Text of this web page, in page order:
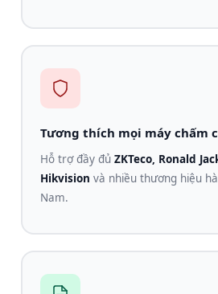
Tương thích mọi máy chấm
Hỗ trợ đầy đủ ZKTeco, Ronald
Hikvision và nhiều thương hiệu
Nam.